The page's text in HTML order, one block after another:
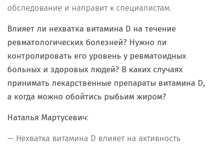
обследование и направит к специалистам.
Влияет ли нехватка витамина D на течение
ревматологических болезней? Нужно ли
контролировать его уровень у ревматоидных
больных и здоровых людей? В каких случаях
принимать лекарственные препараты витамина D,
а когда можно обойтись рыбьим жиром?
Наталья Мартусевич:
— Нехватка витамина D влияет на активность